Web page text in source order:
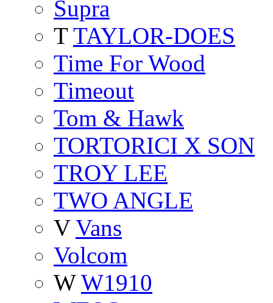
Supra
T TAYLOR-DOES
Time For Wood
Timeout
Tom & Hawk
TORTORICI X SON
TROY LEE
TWO ANGLE
V Vans
Volcom
W W1910